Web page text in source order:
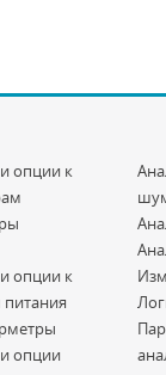
опции к
опции к
опции